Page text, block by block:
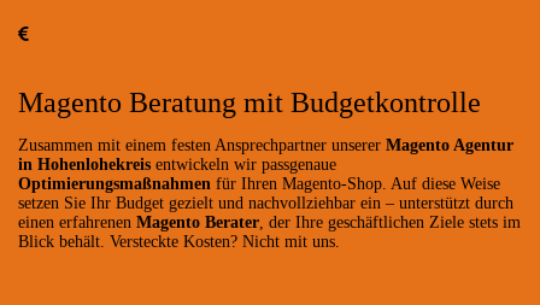
Magento Beratung mit Budgetkontrolle
Zusammen mit einem festen Ansprechpartner unserer Magento Agentur
in Hohenlohekreis entwickeln wir passgenaue
Optimierungsmaßnahmen für Ihren Magento-Shop. Auf diese Weise
setzen Sie Ihr Budget gezielt und nachvollziehbar ein – unterstützt durch
einen erfahrenen Magento Berater , der Ihre geschäftlichen Ziele stets im
Blick behält. Versteckte Kosten? Nicht mit uns.